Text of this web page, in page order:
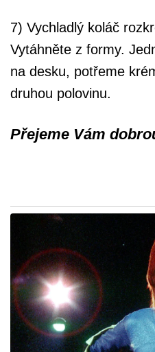
7) Vychladlý koláč
Vytáhněte z formy.
na desku, potřeme
druhou polovinu.
Přejeme Vám